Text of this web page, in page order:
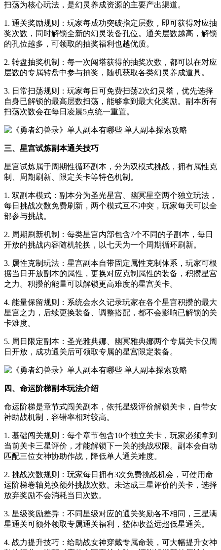
扫荡为核心玩法，是幻灵养成资源的主要产出渠道。
1. 通关奖励规则：玩家每成功突破指定层数，即可获得对应抽
奖次数，同时解锁全新的幻灵装备孔位。通关层数越高，解锁
的孔位越多，可领取的抽奖福利也越优质。
2. 转盘抽奖机制：每一次闯塔获得的抽奖次数，都可以在对应
层数的专属转盘中参与抽奖，随机获取各类幻灵养成道具。
3. 日常扫荡规则：玩家每日可免费扫荡2次幻灵塔，优先选择
自身已解锁的最高层数扫荡，能够拿到最大化奖励。副本所有
扫荡次数会在每日凌晨5点统一重置。
三、星宫试炼副本通关技巧
星宫试炼属于周期性循环副本，分为双模式挑战，拥有属性克
制、周期刷新、限定关卡等特色机制。
1. 双副本模式：副本分为圣光星宫、幽冥星空两个独立玩法，
每日挑战次数免费刷新，两个模式互不冲突，玩家每天可以全
部参与挑战。
2. 周期刷新机制：每类星宫内部包含7个不同的子副本，每日
开放的挑战内容随机轮换，以七天为一个周期循环刷新。
3. 属性克制玩法：星宫副本自带固定属性克制体系，玩家可根
据当日开放副本的属性，更换对应克制属性的装备，积攒星宫
之力。积攒的能量可以解锁更高难度的星宫关卡。
4. 能量保留规则：系统会永久记录玩家在各个星宫积攒的最大
星宫之力，后续更换装备、调整搭配，都不会影响已解锁的关
卡难度。
5. 周日限定副本：圣光雅典娜、幽冥雅典娜两个专属关卡仅周
日开放，成功通关后可领取专属的星宫限定装备。
四、命运阶梯副本玩法介绍
命运阶梯是章节式闯关副本，依托星级评价解锁关卡，自带女
神助战机制，容错率相对较高。
1. 基础闯关规则：每个章节包含10个独立关卡，玩家必须拿到
当前关卡三星评价，才能解锁下一关的挑战权限。副本会自动
匹配三位女神协助作战，降低单人通关难度。
2. 挑战次数规则：玩家每日拥有3次免费挑战机会，可使用命
运阶梯卷轴兑换额外挑战次数。未达成三星评价的关卡，选择
放弃奖励不会消耗当日次数。
3. 星级奖励差异：不同星级对应的通关奖励各不相同，三星满
星通关可额外领取专属通关福利，整体收益远超低星通关。
4. 战力提升技巧：给助战女神穿戴专属命装，可大幅提升女神